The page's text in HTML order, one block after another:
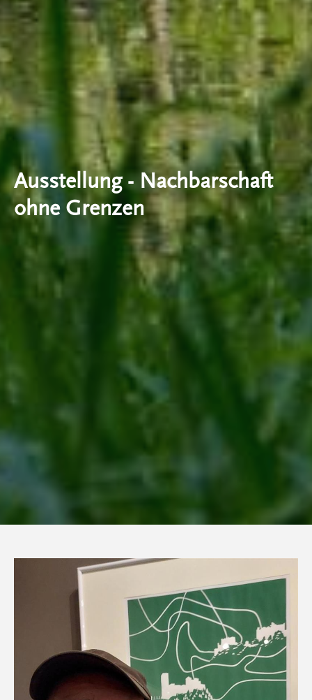
Ausstellung - Nachbarschaft
ohne Grenzen